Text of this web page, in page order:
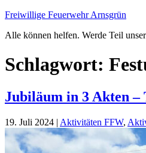
Freiwillige Feuerwehr Arnsgrün
Alle können helfen. Werde Teil
Schlagwort:
Jubiläum in 3 Akten –
19. Juli 2024 | Aktivitäten FFW,